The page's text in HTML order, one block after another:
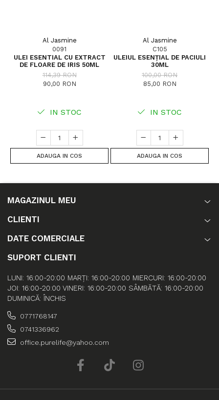
Al Jasmine
0091
ULEI ESENTIAL CU EXTRACT
DE FLOARE DE IRIS 50ML
114,39 RON
90,00 RON
IN STOC
ADAUGA IN COS
Al Jasmine
C105
ULEIUL ESENȚIAL DE PACIULI
30ML
100,00 RON
85,00 RON
IN STOC
ADAUGA IN COS
MAGAZINUL MEU
CLIENTI
DATE COMERCIALE
SUPORT CLIENTI
LUNI: 16:00-20:00 MARȚI: 16:00-20:00 MIERCURI: 16:00-20:00
JOI: 16:00-20:00 VINERI: 16:00-20:00 SÂMBĂTĂ: 16:00-20:00
DUMINICĂ: ÎNCHIS
0771768147
0741336962
office.purelife@yahoo.com